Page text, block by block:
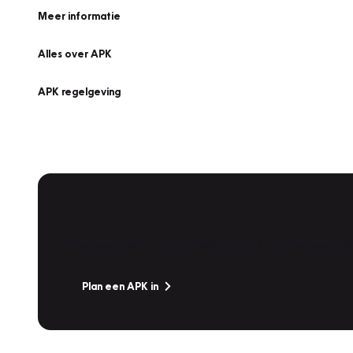
Meer informatie
Alles over APK
APK regelgeving
Plan een APK in